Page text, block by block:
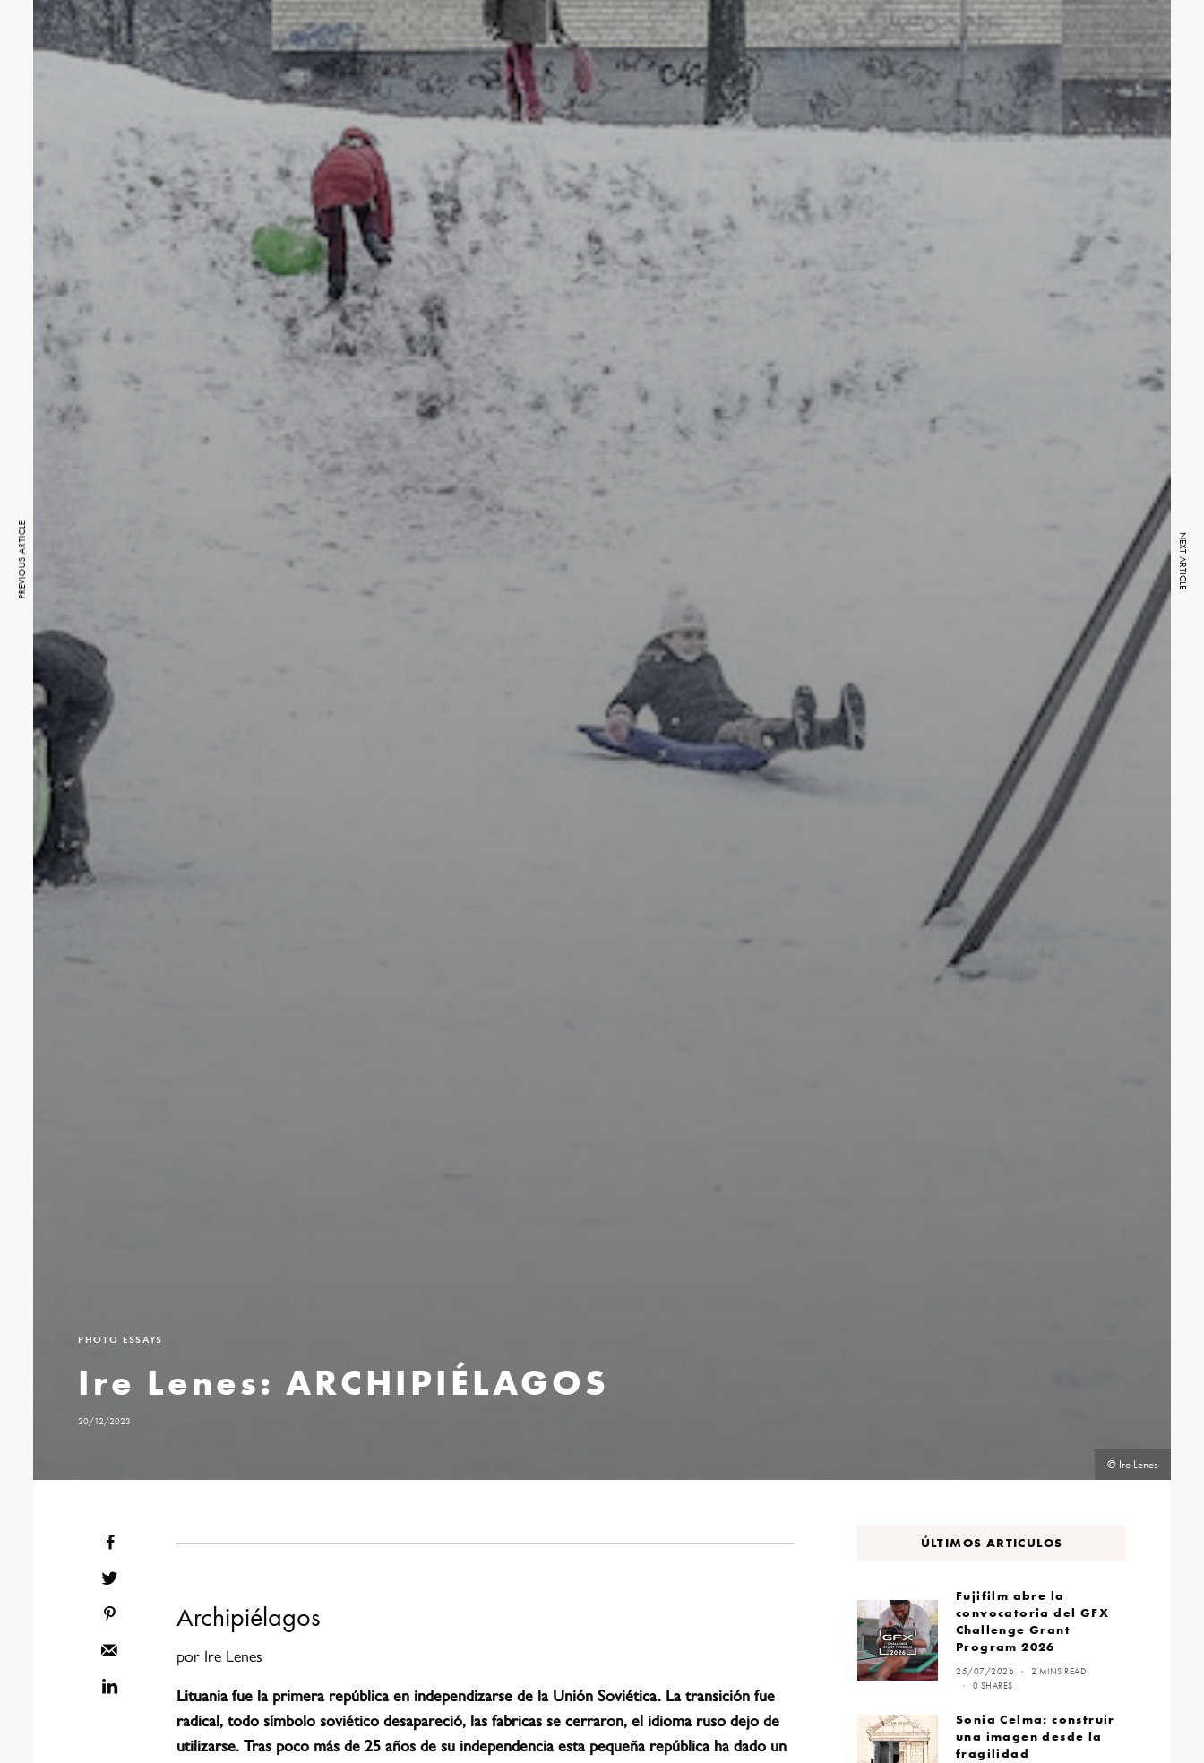
PHOTO ESSAYS
Ire Lenes: ARCHIPIÉLAGOS
20/12/2023
© Ire Lenes
Archipiélagos
por Ire Lenes
Lituania fue la primera república en independizarse de la Unión Soviética. La transición fue
radical, todo símbolo soviético desapareció, las fabricas se cerraron, el idioma ruso dejo de
utilizarse. Tras poco más de 25 años de su independencia esta pequeña república ha dado un
ÚLTIMOS ARTICULOS
Fujifilm abre la
convocatoria del GFX
Challenge Grant
Program 2026
25/07/2026
2 MINS READ
0 SHARES
Sonia Celma: construir
una imagen desde la
fragilidad
PREVIOUS ARTICLE NEXT ARTICLE